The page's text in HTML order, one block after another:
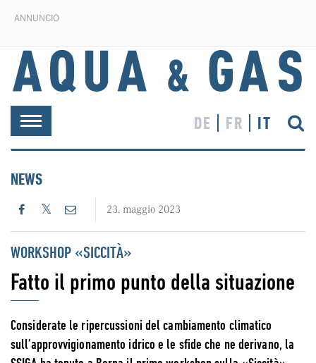
ANNUNCIO
Toggle
navigation
DE FR IT
NEWS
23. maggio 2023
WORKSHOP «SICCITÀ»
Fatto il primo punto della situazione
Considerate le ripercussioni del cambiamento climatico
sull’approvvigionamento idrico e le sfide che ne derivano, la